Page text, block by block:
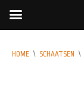
HOME \ SCHAATSEN \